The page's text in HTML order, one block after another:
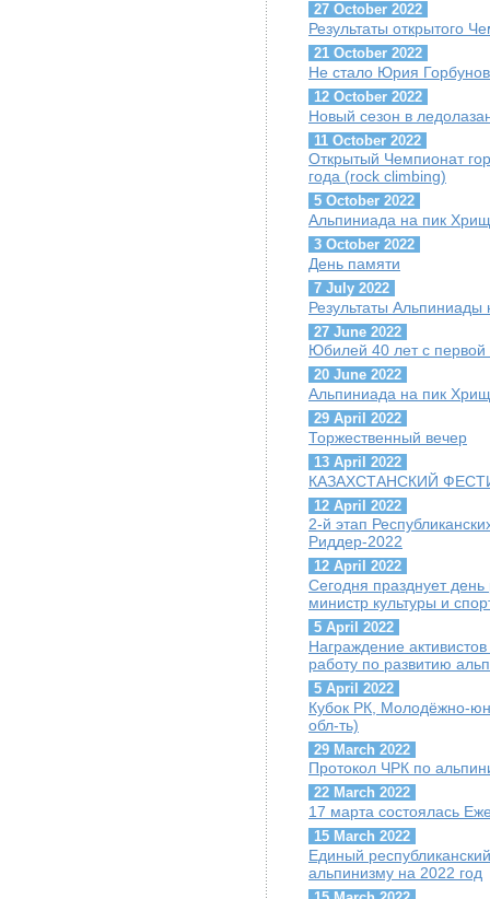
27 October 2022
Результаты открытого
21 October 2022
Не стало Юрия
12 October 2022
Новый сезон в
11 October 2022
Открытый Чемпионат
года (rock climbing)
5 October 2022
Альпиниада на пик
3 October 2022
День памяти
7 July 2022
Результаты
27 June 2022
Юбилей 40 лет с первой
20 June 2022
Альпиниада на пик
29 April 2022
Торжественный вечер
13 April 2022
КАЗАХСТАНСКИЙ
12 April 2022
2-й этап
Риддер-2022
12 April 2022
Сегодня празднует
министр культуры и
5 April 2022
Награждение
работу по развитию
5 April 2022
Кубок РК, Молодёжно-
обл-ть)
29 March 2022
Протокол ЧРК по
22 March 2022
17 марта состоялась
15 March 2022
Единый
альпинизму на 2022 год